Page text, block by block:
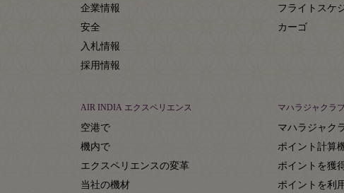
企業情報
安全
入札情報
採用情報
フライトスケ
カーゴ
AIR INDIA エクスペリエンス
空港で
機内で
エクスペリエンスの変革
当社の機材
マハラジャクラ
マハラジャク
ポイント計算
ポイントを獲
ポイントを利